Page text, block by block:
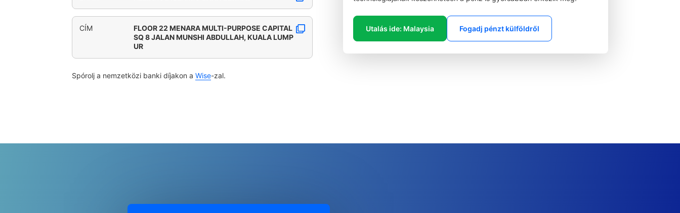
CÍM
FLOOR 22 MENARA MULTI-PURPOSE CAPITAL
SQ 8 JALAN MUNSHI ABDULLAH, KUALA LUMP
UR
Spórolj a nemzetközi banki díjakon a Wise-zal.
Utalás ide: Malaysia Fogadj pénzt külföldről